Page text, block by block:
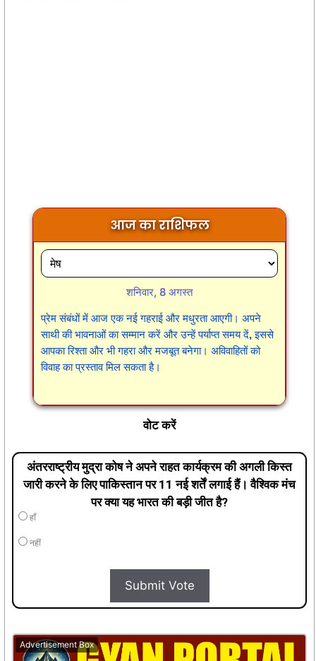
आज का राशिफल
शनिवार, 8 अगस्त
प्रेम संबंधों में आज एक नई गहराई और मधुरता आएगी। अपने
साथी की भावनाओं का सम्मान करें और उन्हें पर्याप्त समय दें, इससे
आपका रिश्ता और भी गहरा और मजबूत बनेगा। अविवाहितों को
विवाह का प्रस्ताव मिल सकता है।
वोट करें
अंतरराष्ट्रीय मुद्रा कोष ने अपने राहत कार्यक्रम की अगली किस्त
जारी करने के लिए पाकिस्तान पर 11 नई शर्तें लगाई हैं। वैश्विक मंच
पर क्या यह भारत की बड़ी जीत है?
हाँ
नहीं
Submit Vote
Advertisement Box